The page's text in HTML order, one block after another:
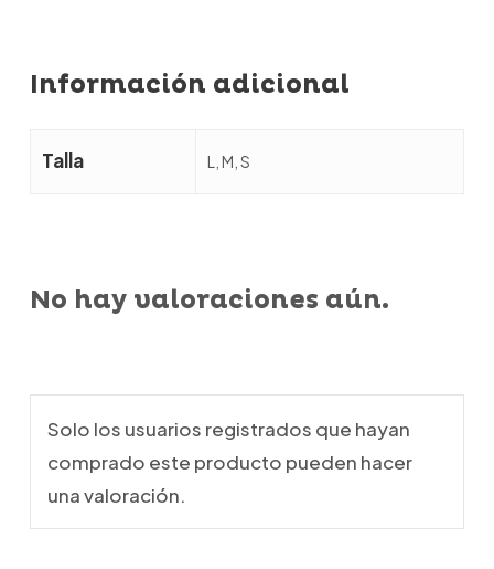
Información adicional
Talla L, M, S
No hay valoraciones aún.
Solo los usuarios registrados que hayan
comprado este producto pueden hacer
una valoración.